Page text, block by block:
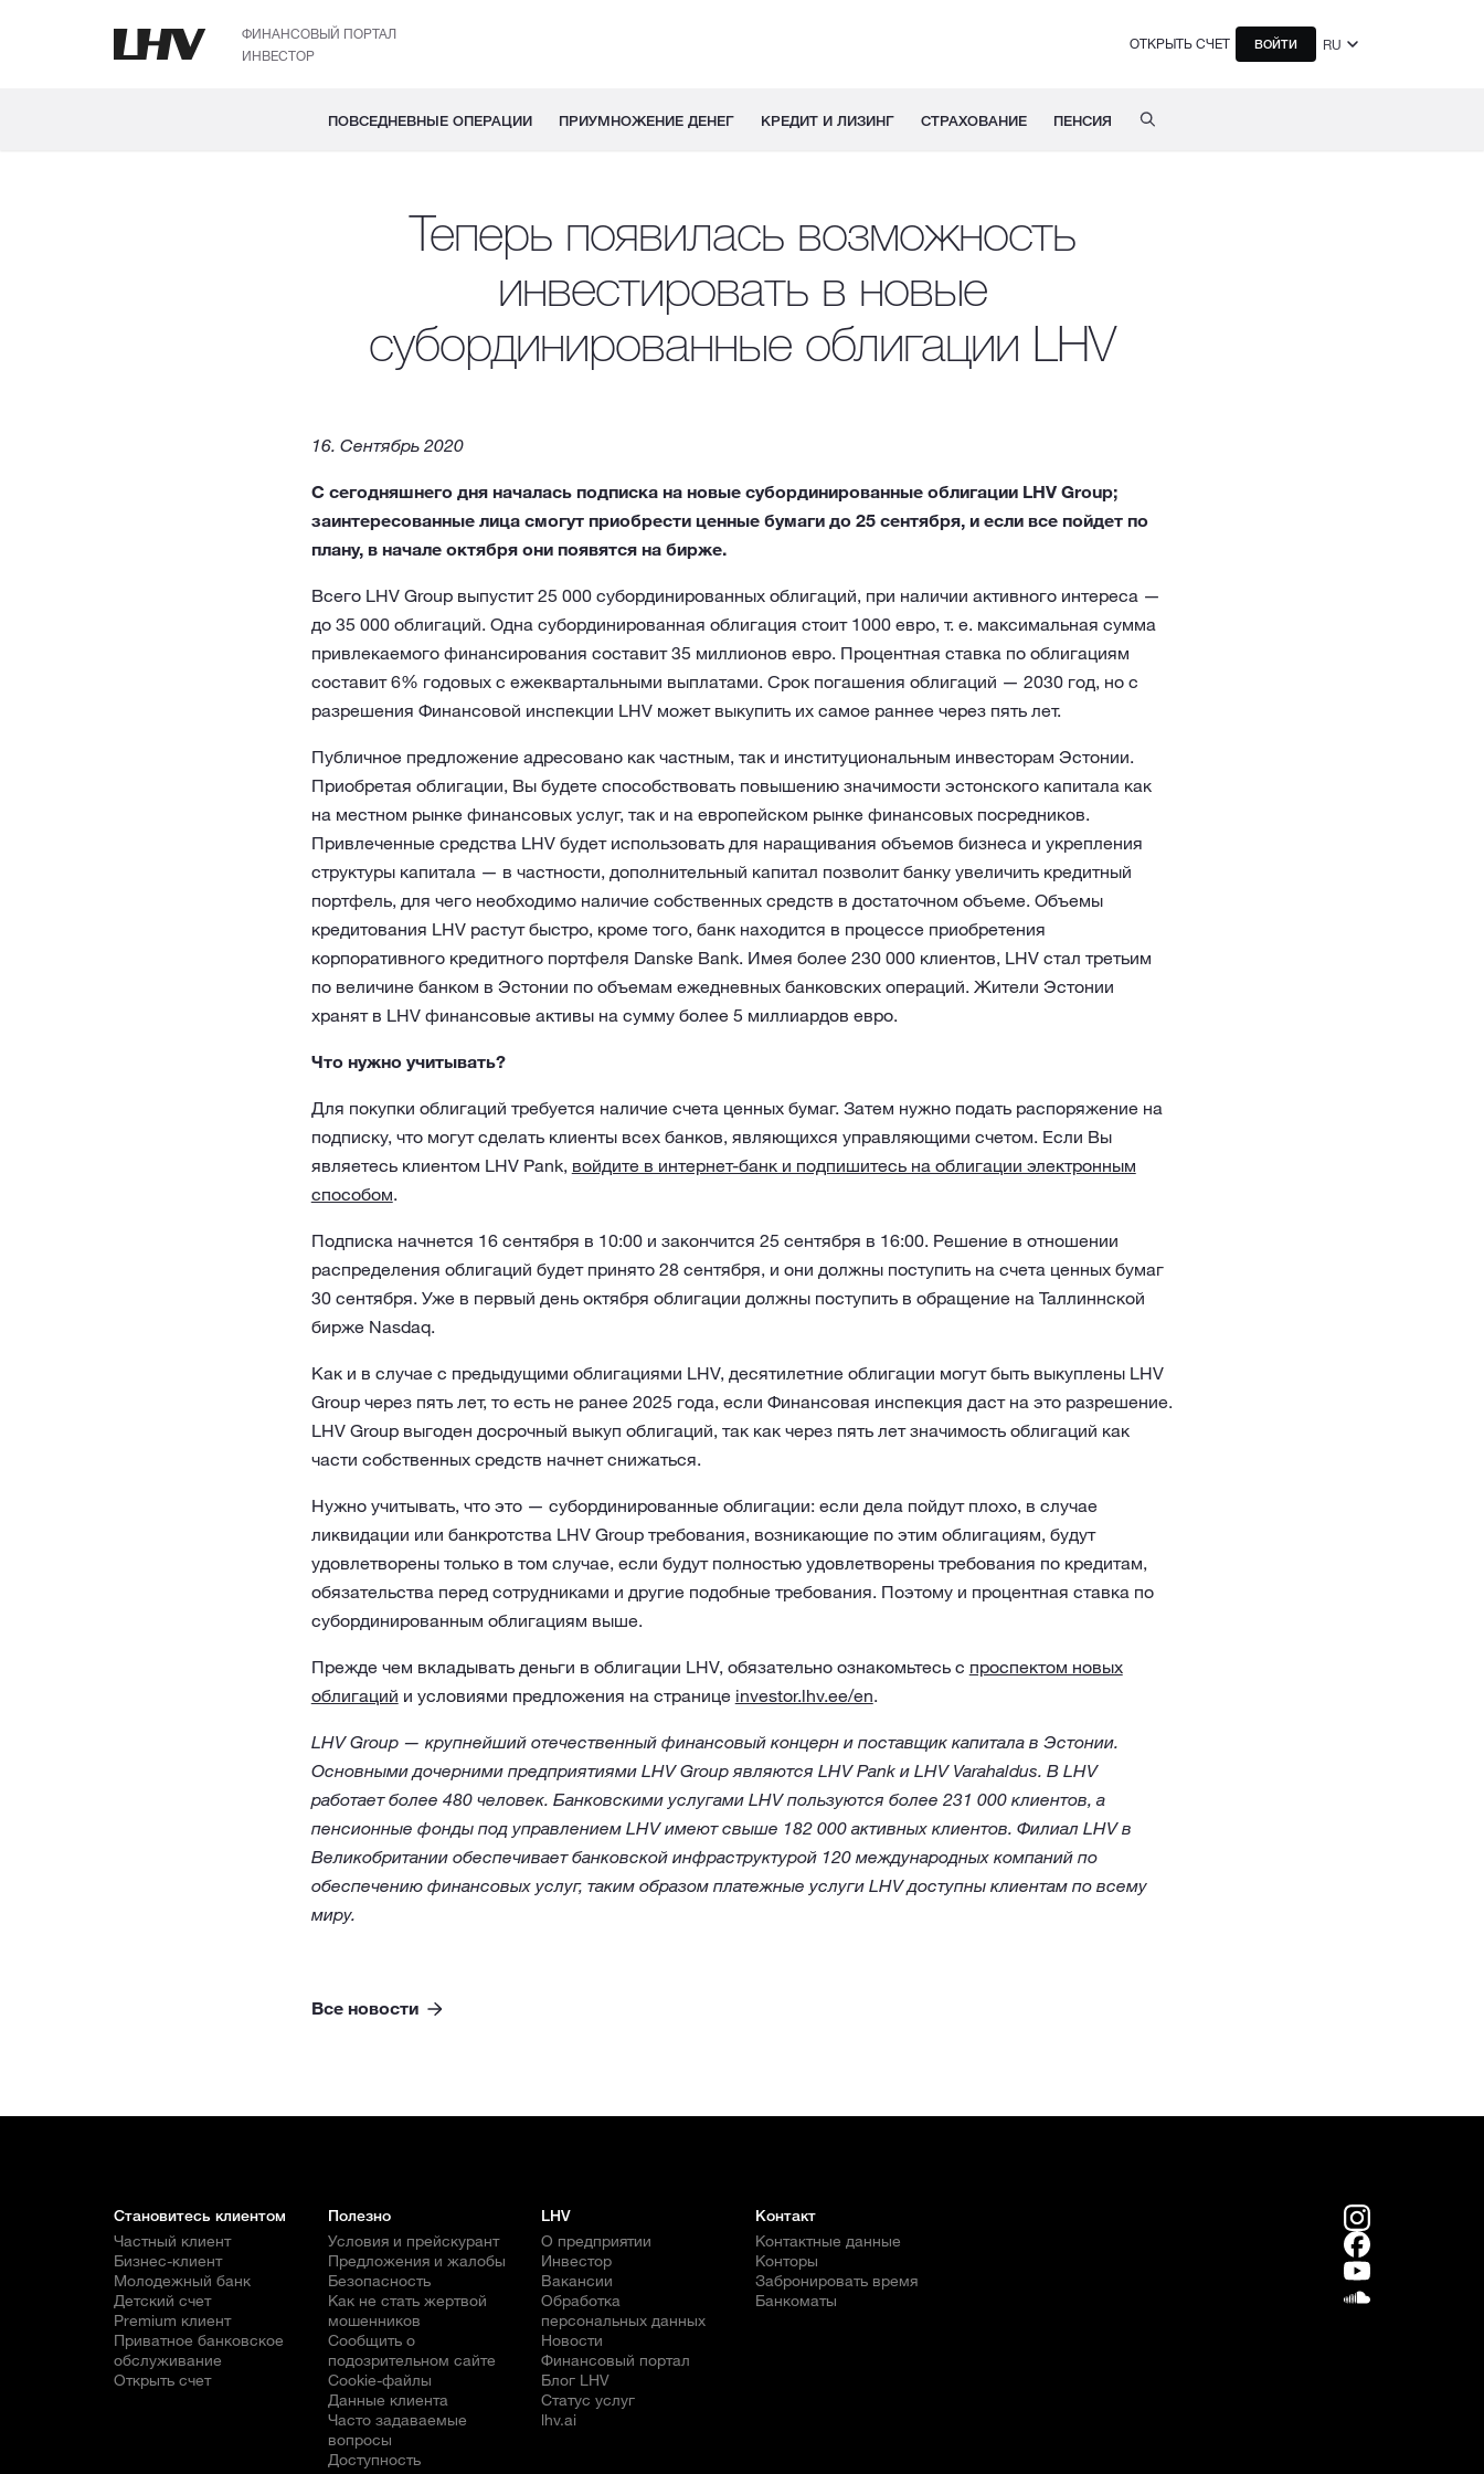
ФИНАНСОВЫЙ ПОРТАЛ
ИНВЕСТОР
ОТКРЫТЬ СЧЕТ ВОЙТИ RU
ПОВСЕДНЕВНЫЕ ОПЕРАЦИИ ПРИУМНОЖЕНИЕ ДЕНЕГ КРЕДИТ И ЛИЗИНГ СТРАХОВАНИЕ ПЕНСИЯ
Теперь появилась возможность
инвестировать в новые
субординированные облигации LHV
16. Сентябрь 2020
С сегодняшнего дня началась подписка на новые субординированные облигации LHV Group;
заинтересованные лица смогут приобрести ценные бумаги до 25 сентября, и если все пойдет по
плану, в начале октября они появятся на бирже.
Всего LHV Group выпустит 25 000 субординированных облигаций, при наличии активного интереса —
до 35 000 облигаций. Одна субординированная облигация стоит 1000 евро, т. е. максимальная сумма
привлекаемого финансирования составит 35 миллионов евро. Процентная ставка по облигациям
составит 6% годовых с ежеквартальными выплатами. Срок погашения облигаций — 2030 год, но с
разрешения Финансовой инспекции LHV может выкупить их самое раннее через пять лет.
Публичное предложение адресовано как частным, так и институциональным инвесторам Эстонии.
Приобретая облигации, Вы будете способствовать повышению значимости эстонского капитала как
на местном рынке финансовых услуг, так и на европейском рынке финансовых посредников.
Привлеченные средства LHV будет использовать для наращивания объемов бизнеса и укрепления
структуры капитала — в частности, дополнительный капитал позволит банку увеличить кредитный
портфель, для чего необходимо наличие собственных средств в достаточном объеме. Объемы
кредитования LHV растут быстро, кроме того, банк находится в процессе приобретения
корпоративного кредитного портфеля Danske Bank. Имея более 230 000 клиентов, LHV стал третьим
по величине банком в Эстонии по объемам ежедневных банковских операций. Жители Эстонии
хранят в LHV финансовые активы на сумму более 5 миллиардов евро.
Что нужно учитывать?
Для покупки облигаций требуется наличие счета ценных бумаг. Затем нужно подать распоряжение на
подписку, что могут сделать клиенты всех банков, являющихся управляющими счетом. Если Вы
являетесь клиентом LHV Pank, войдите в интернет-банк и подпишитесь на облигации электронным
способом.
Подписка начнется 16 сентября в 10:00 и закончится 25 сентября в 16:00. Решение в отношении
распределения облигаций будет принято 28 сентября, и они должны поступить на счета ценных бумаг
30 сентября. Уже в первый день октября облигации должны поступить в обращение на Таллиннской
бирже Nasdaq.
Как и в случае с предыдущими облигациями LHV, десятилетние облигации могут быть выкуплены LHV
Group через пять лет, то есть не ранее 2025 года, если Финансовая инспекция даст на это разрешение.
LHV Group выгоден досрочный выкуп облигаций, так как через пять лет значимость облигаций как
части собственных средств начнет снижаться.
Нужно учитывать, что это — субординированные облигации: если дела пойдут плохо, в случае
ликвидации или банкротства LHV Group требования, возникающие по этим облигациям, будут
удовлетворены только в том случае, если будут полностью удовлетворены требования по кредитам,
обязательства перед сотрудниками и другие подобные требования. Поэтому и процентная ставка по
субординированным облигациям выше.
Прежде чем вкладывать деньги в облигации LHV, обязательно ознакомьтесь с проспектом новых
облигаций и условиями предложения на странице investor.lhv.ee/en.
LHV Group — крупнейший отечественный финансовый концерн и поставщик капитала в Эстонии.
Основными дочерними предприятиями LHV Group являются LHV Pank и LHV Varahaldus. В LHV
работает более 480 человек. Банковскими услугами LHV пользуются более 231 000 клиентов, а
пенсионные фонды под управлением LHV имеют свыше 182 000 активных клиентов. Филиал LHV в
Великобритании обеспечивает банковской инфраструктурой 120 международных компаний по
обеспечению финансовых услуг, таким образом платежные услуги LHV доступны клиентам по всему
миру.
Все новости
Становитесь клиентом
Частный клиент
Бизнес-клиент
Молодежный банк
Детский счет
Premium клиент
Приватное банковское
обслуживание
Открыть счет
Полезно
Условия и прейскурант
Предложения и жалобы
Безопасность
Как не стать жертвой
мошенников
Сообщить о
подозрительном сайте
Cookie-файлы
Данные клиента
Часто задаваемые
вопросы
Доступность
LHV
О предприятии
Инвестор
Вакансии
Обработка
персональных данных
Новости
Финансовый портал
Блог LHV
Статус услуг
lhv.ai
Контакт
Контактные данные
Конторы
Забронировать время
Банкоматы